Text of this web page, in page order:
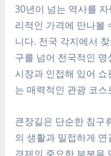
30년이 넘는 역사를
리적인 가격에 만나볼
니다. 전국 각지에서
구를 넘어 전국적인
시장과 인접해 있어
는 매력적인 관광 코
큰장길은 단순한 침구
의 생활과 밀접하게
경제의 중요한 부분을